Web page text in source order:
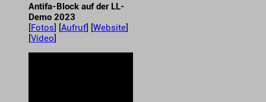
Antifa-Block auf der LL-
Demo 2023
[Fotos] [Aufruf] [Website]
[Video]